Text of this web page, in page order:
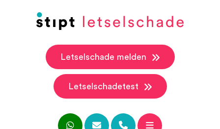
Letselschade melden
Letselschadetest